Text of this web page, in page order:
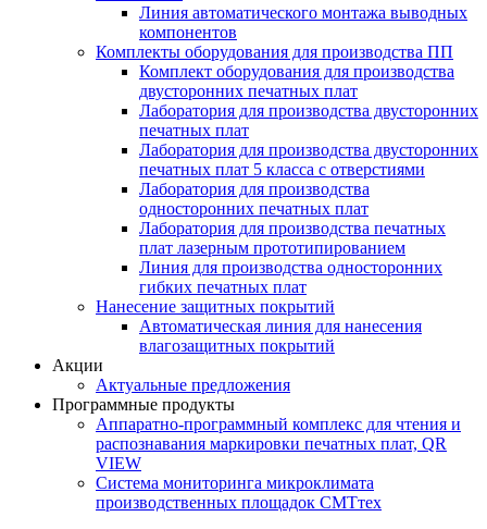
Линия автоматического монтажа выводных
компонентов
Комплекты оборудования для производства ПП
Комплект оборудования для производства
двусторонних печатных плат
Лаборатория для производства двусторонних
печатных плат
Лаборатория для производства двусторонних
печатных плат 5 класса с отверстиями
Лаборатория для производства
односторонних печатных плат
Лаборатория для производства печатных
плат лазерным прототипированием
Линия для производства односторонних
гибких печатных плат
Нанесение защитных покрытий
Автоматическая линия для нанесения
влагозащитных покрытий
Акции
Актуальные предложения
Программные продукты
Аппаратно-программный комплекс для чтения и
распознавания маркировки печатных плат, QR
VIEW
Система мониторинга микроклимата
производственных площадок СМТтех